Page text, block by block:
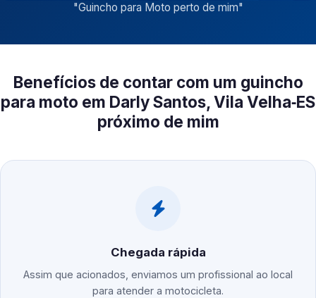
"Guincho para Moto perto de mim"
Benefícios de contar com um guincho
para moto em Darly Santos, Vila Velha‑ES
próximo de mim
Chegada rápida
Assim que acionados, enviamos um profissional ao local
para atender a motocicleta.